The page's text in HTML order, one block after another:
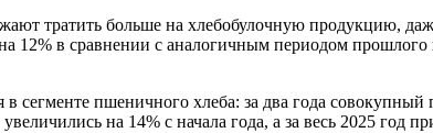
тратить больше на хлебобулочную продукцию,
12% в сравнении с аналогичным периодом
сегменте пшеничного хлеба: за два года
на 14% с начала года, а за весь 2025 год